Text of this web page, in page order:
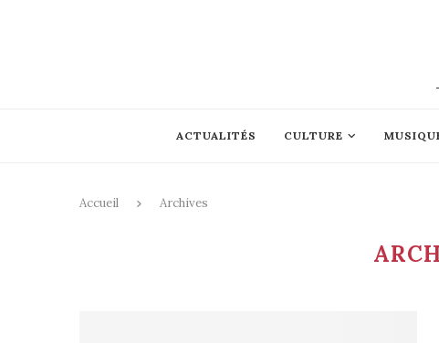
ACTUALITÉS CULTURE
Accueil Archives